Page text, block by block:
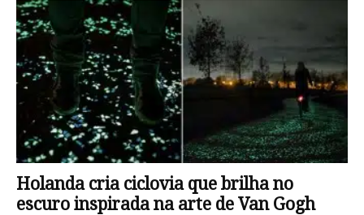
Holanda cria ciclovia que brilha no
escuro inspirada na arte de Van Gogh